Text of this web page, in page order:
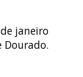
janeiro
Dourado.